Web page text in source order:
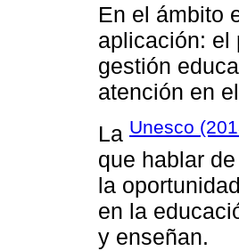
En el ámbito
aplicación: el
gestión
atención en
La Unesco
que hablar
la
en la
y enseñan.